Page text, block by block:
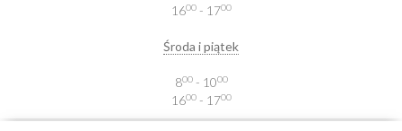
1600- 1700
Środa i piątek
800- 1000
1600- 1700